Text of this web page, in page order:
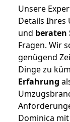
Unsere
Details Ihres
und beraten
Fragen. Wir
genügend
Dinge zu
Erfahrung
Dominica